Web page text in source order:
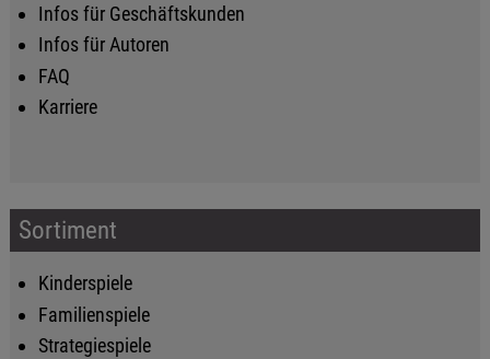
Infos für Geschäftskunden
Infos für Autoren
FAQ
Karriere
Sortiment
Kinderspiele
Familienspiele
Strategiespiele